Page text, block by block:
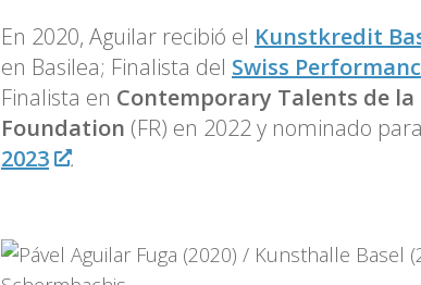
En 2020, Aguilar recibió el Kunstkredit
en Basilea; Finalista del Swiss
Finalista en Contemporary Talents de la
Foundation (FR) en 2022 y nominado
2023
.